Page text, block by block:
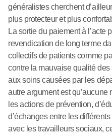
généralistes cherchent
plus protecteur et plus
La sortie du paiement à l’acte
revendication de long terme
collectifs de patients comme
contre la mauvaise qualité
aux soins causées par les
autre argument est qu’aucune
les actions de prévention,
d’échanges entre les
avec les travailleurs sociaux,